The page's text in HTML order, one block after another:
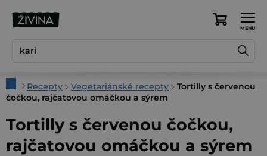
Nákupní
DomůRecepty Vegetariánské recepty
Tortilly s červenou
čočkou, rajčatovou omáčkou a sýrem
Tortilly s červenou čočkou,
rajčatovou omáčkou a sýrem